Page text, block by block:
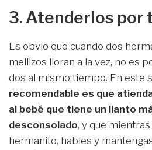
3. Atenderlos por
Es obvio que cuando dos
mellizos lloran a la vez, no es
dos al mismo tiempo. En este
recomendable es que
al bebé que tiene un llanto
desconsolado, y que
hermanito, hables y